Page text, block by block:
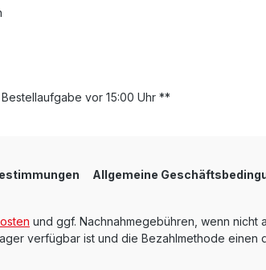
vor 15:00 Uhr **
Allgemeine
und ggf. Nachnahmegebühren, wenn nicht
verfügbar ist und die Bezahlmethode einen